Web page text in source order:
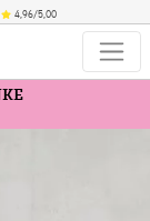
4,96/5,00